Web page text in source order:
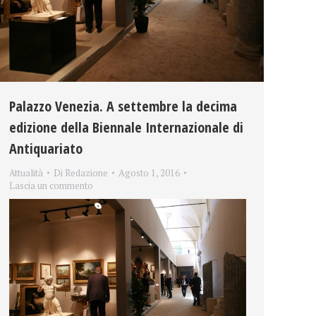
Palazzo Venezia. A settembre la decima
edizione della Biennale Internazionale di
Antiquariato
Attualità Di Redazione
Agosto 1, 2016
Lascia un commento